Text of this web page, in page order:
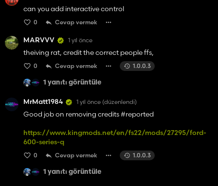
can you add interactive control
0 Cevap vermek
MARVVV 1 yıl önce
theiving rat, credit the correct people ffs,
0 Cevap vermek 1.0.0.3
1 yanıtı görüntüle
MrMatt1984 1 yıl önce (düzenlendi)
Good job on removing credits #reported
https://www.kingmods.net/en/fs22/mods/27295/ford-
600-series-q
0 Cevap vermek 1.0.0.3
1 yanıtı görüntüle